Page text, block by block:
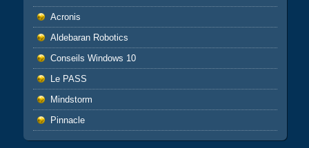
Acronis
Aldebaran Robotics
Conseils Windows 10
Le PASS
Mindstorm
Pinnacle